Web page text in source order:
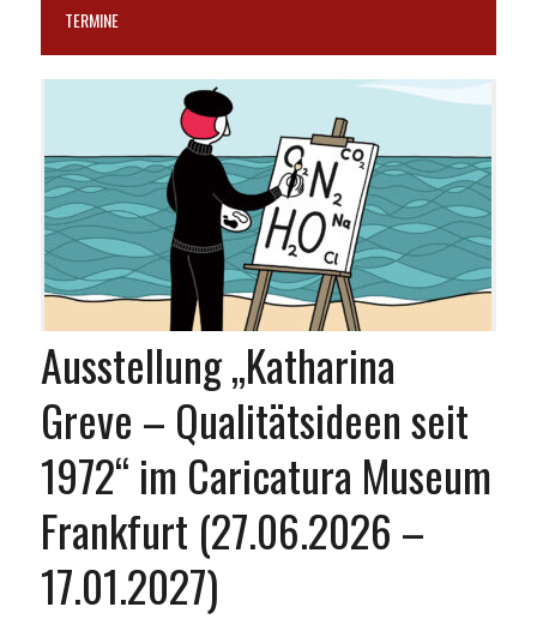
TERMINE
Ausstellung „Katharina
Greve – Qualitätsideen seit
1972“ im Caricatura Museum
Frankfurt (27.06.2026 –
17.01.2027)